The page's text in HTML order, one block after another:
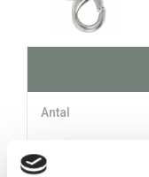
Antal
1 stk